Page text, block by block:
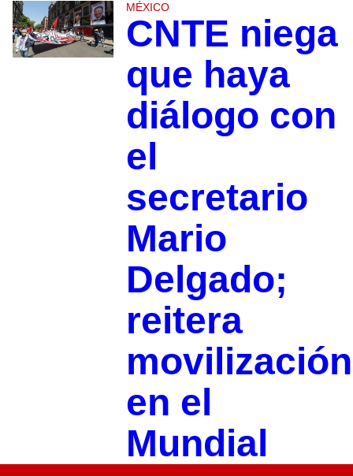
MÉXICO
CNTE niega
que haya
diálogo con
el
secretario
Mario
Delgado;
reitera
movilización
en el
Mundial